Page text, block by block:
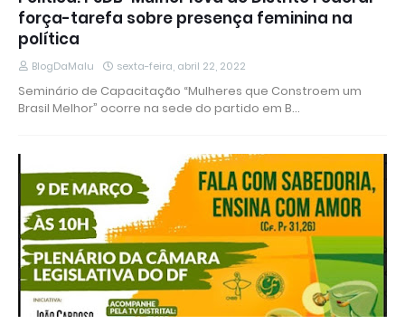
força-tarefa sobre presença feminina na
política
BlogDaMalu sexta-feira, abril 22, 2022
Seminário de Capacitação “Mulheres que Constroem um
Brasil Melhor” ocorre na sede do partido em B…